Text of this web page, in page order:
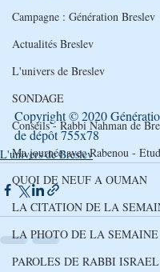
Campagne : Génération Breslev
Actualités Breslev
L'univers de Breslev
SONDAGE
Conseils - Rabbi Nahman de
Ma journée avec Rabenou -
QUOI DE NEUF A OUMAN
LA CITATION DE LA
LA PHOTO DE LA SEMAINE
PAROLES DE RABBI ISRAEL
Copyright © 2020
de dépôt 755x78
L'univers de Breslev